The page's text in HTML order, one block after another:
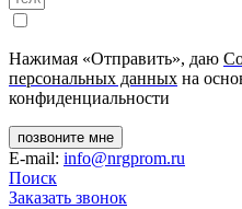
Нажимая «Отправить», даю
персональных данных на
конфиденциальности
позвоните мне
E-mail: info@nrgprom.ru
Поиск
Заказать звонок